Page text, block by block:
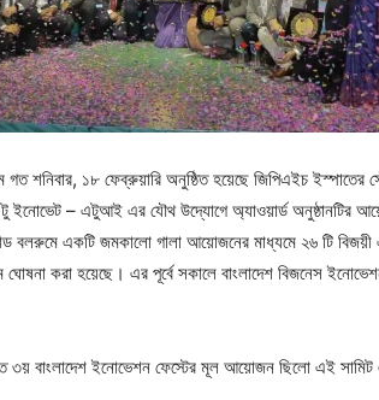
গত শনিবার, ১৮ ফেব্রুয়ারি অনুষ্ঠিত হয়েছে জিপিএইচ ইস্পাতের
ইনোভেট – এটুআই এর যৌথ উদ্যোগে অ্যাওয়ার্ড অনুষ্ঠানটির
বলরুমে একটি জমকালো গালা আয়োজনের মাধ্যমে ২৬ টি
করা হয়েছে। এর পূর্বে সকালে বাংলাদেশ বিজনেস
৩য় বাংলাদেশ ইনোভেশন ফেস্টের মূল আয়োজন ছিলো এই সামিট